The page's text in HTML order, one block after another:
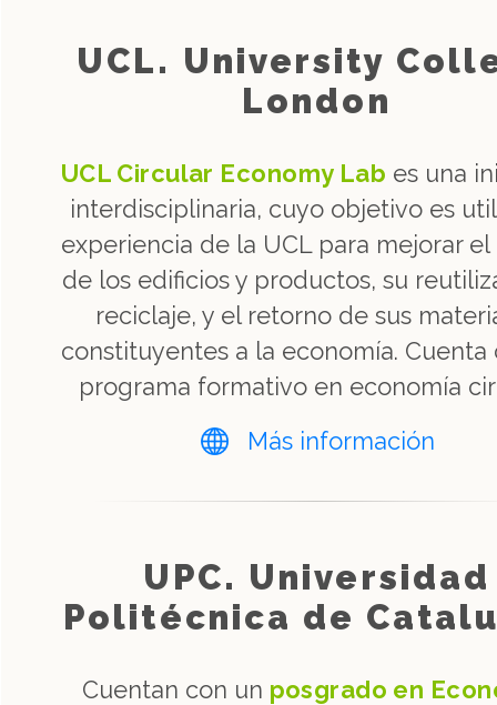
UCL. University
London
UCL Circular Economy Lab es una
interdisciplinaria, cuyo objetivo es
experiencia de la UCL para mejorar el
de los edificios y productos, su
reciclaje, y el retorno de sus
constituyentes a la economía. Cuenta
programa formativo en economía
Más información
UPC. Universidad
Politécnica de
Cuentan con un posgrado en